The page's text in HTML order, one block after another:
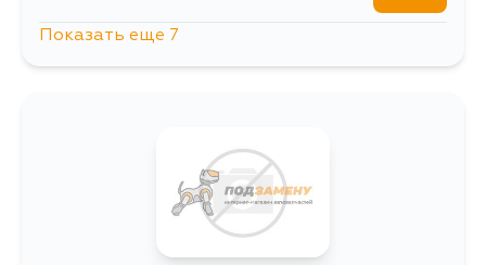
519
Показать еще 7